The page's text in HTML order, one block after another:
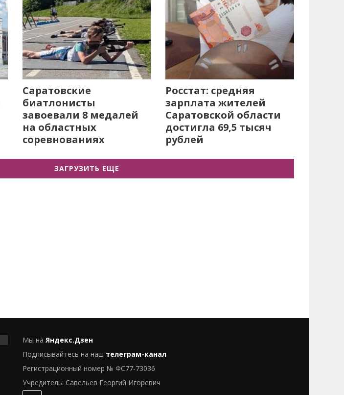
Саратовские
биатлонисты
завоевали 8 медалей
на областных
соревнованиях
Росстат: средняя
зарплата жителей
Саратовской области
достигла 69,5 тысяч
рублей
ЗАГРУЗИТЬ ЕЩЕ
Мы на Яндекс.Дзен
Подписывайтесь на наш телеграм-канал
Регистрационный номер № ФС77-73036
Учредитель: Савельев Георгий Игоревич